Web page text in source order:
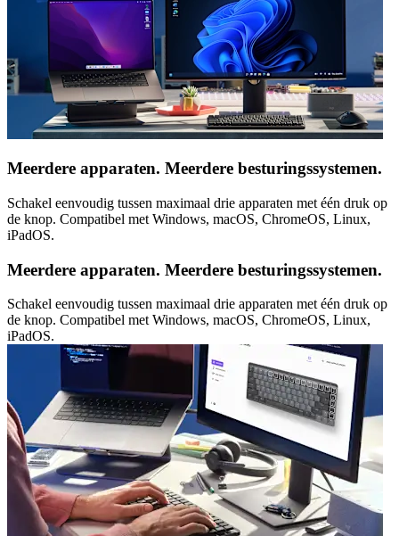
Meerdere apparaten. Meerdere besturingssystemen.
Schakel eenvoudig tussen maximaal drie apparaten met één druk op
de knop. Compatibel met Windows, macOS, ChromeOS, Linux,
iPadOS.
Meerdere apparaten. Meerdere besturingssystemen.
Schakel eenvoudig tussen maximaal drie apparaten met één druk op
de knop. Compatibel met Windows, macOS, ChromeOS, Linux,
iPadOS.